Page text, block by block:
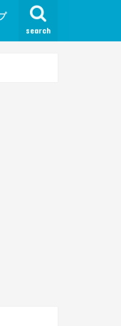
search